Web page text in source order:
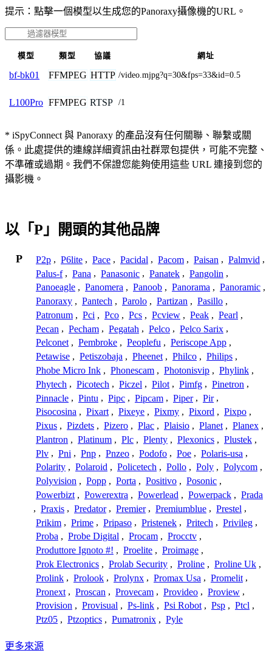
提示：點擊一個模型以生成您的Panoraxy攝像機的URL。
模型 類型 協議 網址
bf-bk01 FFMPEG HTTP /video.mjpg?q=30&fps=33&id=0.5
L100Pro FFMPEG RTSP /1
* iSpyConnect 與 Panoraxy 的產品沒有任何關聯、聯繫或關
係。此處提供的連線詳細資訊由社群眾包提供，可能不完整、
不準確或過期。我們不保證您能夠使用這些 URL 連接到您的
攝影機。
以「P」開頭的其他品牌
P P2p , P6lite , Pace , Pacidal , Pacom , Paisan , Palmvid ,
Palus-f , Pana , Panasonic , Panatek , Pangolin ,
Panoeagle , Panomera , Panoob , Panorama , Panoramic ,
Panoraxy , Pantech , Parolo , Partizan , Pasillo ,
Patronum , Pci , Pco , Pcs , Pcview , Peak , Pearl ,
Pecan , Pecham , Pegatah , Pelco , Pelco Sarix ,
Pelconet , Pembroke , Peoplefu , Periscope App ,
Petawise , Petiszobaja , Pheenet , Philco , Philips ,
Phobe Micro Ink , Phonescam , Photonisvip , Phylink ,
Phytech , Picotech , Piczel , Pilot , Pimfg , Pinetron ,
Pinnacle , Pintu , Pipc , Pipcam , Piper , Pir ,
Pisocosina , Pixart , Pixeye , Pixmy , Pixord , Pixpo ,
Pixus , Pizdets , Pizero , Plac , Plaisio , Planet , Planex ,
Plantron , Platinum , Plc , Plenty , Plexonics , Plustek ,
Plv , Pni , Pnp , Pnzeo , Podofo , Poe , Polaris-usa ,
Polarity , Polaroid , Policetech , Pollo , Poly , Polycom ,
Polyvision , Popp , Porta , Positivo , Posonic ,
Powerbizt , Powerextra , Powerlead , Powerpack , Prada
, Praxis , Predator , Premier , Premiumblue , Prestel ,
Prikim , Prime , Pripaso , Pristenek , Pritech , Privileg ,
Proba , Probe Digital , Procam , Procctv ,
Produttore Ignoto #! , Proelite , Proimage ,
Prok Electronics , Prolab Security , Proline , Proline Uk ,
Prolink , Prolook , Prolynx , Promax Usa , Promelit ,
Pronext , Proscan , Provecam , Provideo , Proview ,
Provision , Provisual , Ps-link , Psi Robot , Psp , Ptcl ,
Ptz05 , Ptzoptics , Pumatronix , Pyle
更多來源